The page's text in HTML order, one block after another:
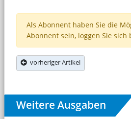
Als Abonnent haben Sie die
Abonnent sein, loggen Sie sich
vorheriger Artikel
Weitere Ausgaben